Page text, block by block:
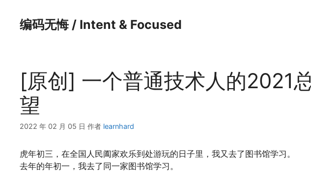
编码无悔 / Intent & Focused
[原创] 一个普通技术人的2021
望
2022 年 02 月 05 日 作者 learnhard
虎年初三，在全国人民阖家欢乐到处游玩的日子里，我又去了图书馆学习。
去年的年初一，我去了同一家图书馆学习。